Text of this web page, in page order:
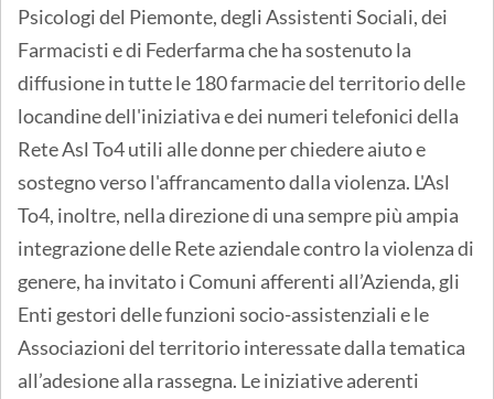
Psicologi del Piemonte, degli Assistenti Sociali, dei
Farmacisti e di Federfarma che ha sostenuto la
diffusione in tutte le 180 farmacie del territorio delle
locandine dell'iniziativa e dei numeri telefonici della
Rete Asl To4 utili alle donne per chiedere aiuto e
sostegno verso l'affrancamento dalla violenza. L'Asl
To4, inoltre, nella direzione di una sempre più ampia
integrazione delle Rete aziendale contro la violenza di
genere, ha invitato i Comuni afferenti all’Azienda, gli
Enti gestori delle funzioni socio-assistenziali e le
Associazioni del territorio interessate dalla tematica
all’adesione alla rassegna. Le iniziative aderenti